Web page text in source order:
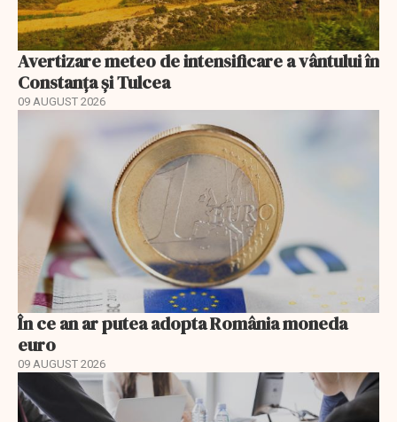
Avertizare meteo de intensificare a vântului în
Constanța și Tulcea
09 AUGUST 2026
În ce an ar putea adopta România moneda
euro
09 AUGUST 2026